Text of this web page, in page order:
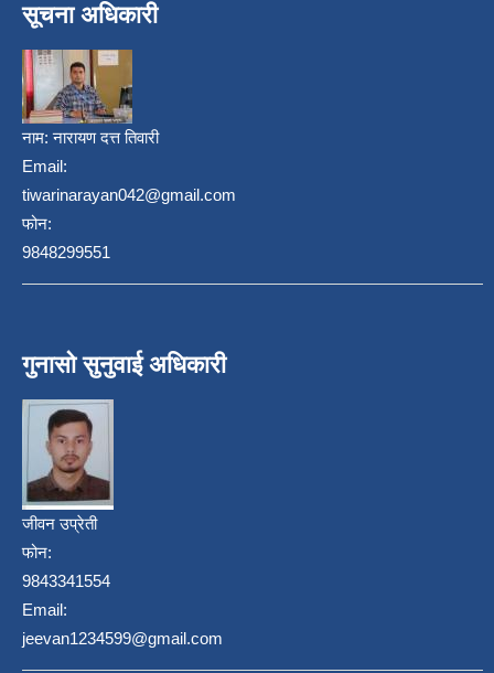
सूचना अधिकारी
नाम:नारायण दत्त तिवारी
Email:
tiwarinarayan042@gmail.com
फोन:
9848299551
गुनासो सुनुवाई अधिकारी
जीवन उप्रेती
फोन:
9843341554
Email:
jeevan1234599@gmail.com